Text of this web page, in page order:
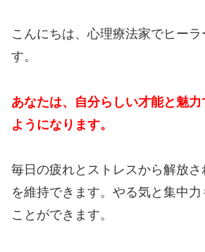
こんにちは、心理療法家でヒー
す。
あなたは、自分らしい才能と魅
ようになります。
毎日の疲れとストレスから解放さ
を維持できます。やる気と集中
ことができます。